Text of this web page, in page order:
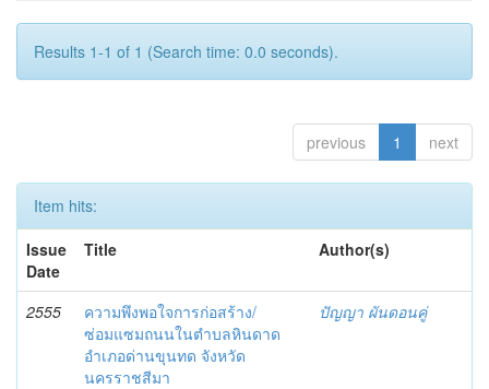
Results 1-1 of 1 (Search time: 0.0 seconds).
previous 1 next
Item hits:
Issue
Date
Title Author(s)
2555
ความพึงพอใจการก่อสร้าง/
ซ่อมแซมถนนในตำบลหินดาด
อำเภอด่านขุนทด จังหวัด
นครราชสีมา
ปัญญา ผันดอนคู่